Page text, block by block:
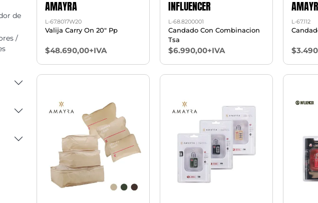
de
/
AMAYRA
L-67.8017W20
Valija Carry On 20" Pp
$48.690,00+IVA
INFLUENCER
L-68.8200001
Candado Con Combinacion
Tsa
$6.990,00+IVA
L-67.112